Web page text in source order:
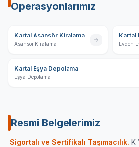
Operasyonlarımız
Kartal Asansör Kiralama
Asansör Kiralama Evden
Kartal Eşya Depolama
Eşya Depolama
Resmi Belgelerimiz
Sigortalı ve Sertifikalı Taşımacılık. K